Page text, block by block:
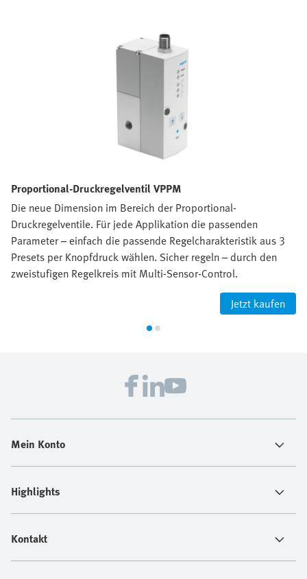
Proportional-Druckregelventil VPPM
Die neue Dimension im Bereich der Proportional-
Druckregelventile. Für jede Applikation die passenden
Parameter – einfach die passende Regelcharakteristik aus 3
Presets per Knopfdruck wählen. Sicher regeln – durch den
zweistufigen Regelkreis mit Multi-Sensor-Control.
Jetzt kaufen
Mein Konto
Highlights
Kontakt